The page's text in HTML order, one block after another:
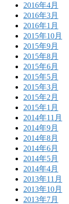
2016年4月
2016年3月
2016年1月
2015年10月
2015年9月
2015年8月
2015年6月
2015年5月
2015年3月
2015年2月
2015年1月
2014年11月
2014年9月
2014年8月
2014年6月
2014年5月
2014年4月
2013年11月
2013年10月
2013年7月